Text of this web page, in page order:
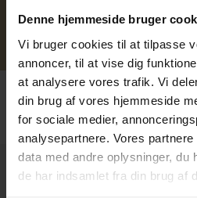
Denne hjemmeside bruger
Vi bruger cookies til at tilpasse
annoncer, til at vise dig
at analysere vores trafik. Vi
din brug af vores hjemmeside
for sociale medier,
analysepartnere. Vores
data med andre oplysninger, du
de har indsamlet fra din brug af
Følg os
Kontakt